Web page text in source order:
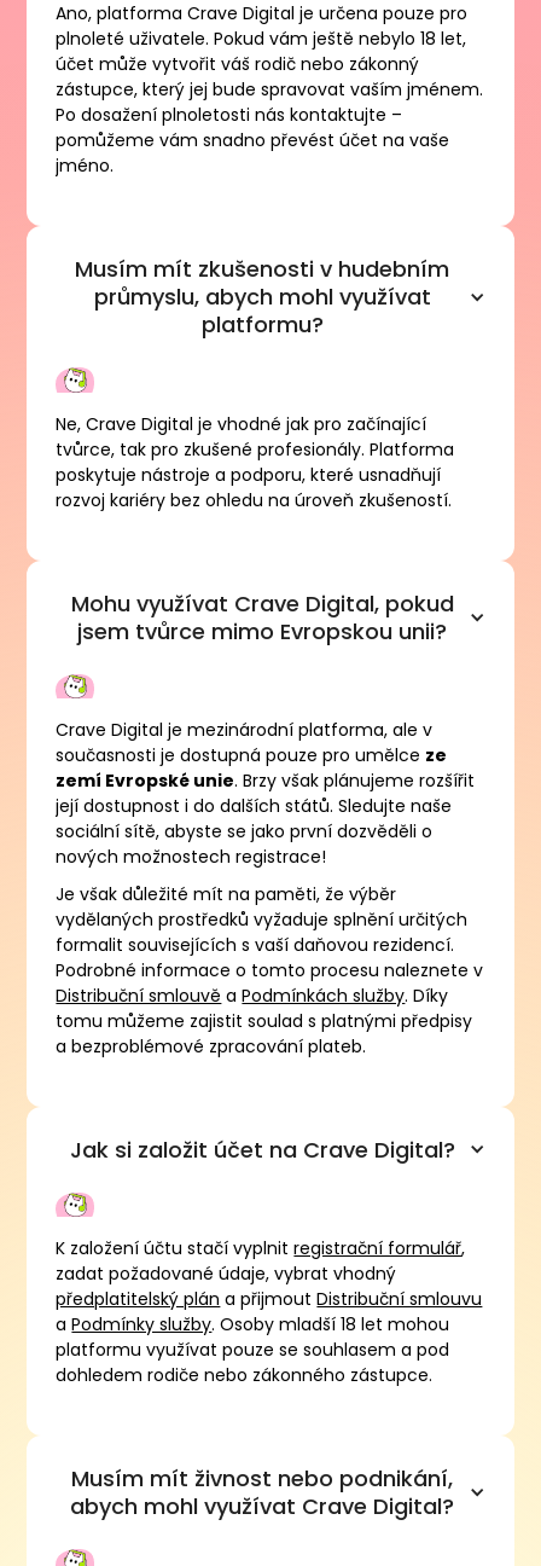
Ano, platforma Crave Digital je určena pouze pro
plnoleté uživatele. Pokud vám ještě nebylo 18 let,
účet může vytvořit váš rodič nebo zákonný
zástupce, který jej bude spravovat vaším jménem.
Po dosažení plnoletosti nás kontaktujte –
pomůžeme vám snadno převést účet na vaše
jméno.
Musím mít zkušenosti v hudebním
průmyslu, abych mohl využívat
platformu?
Ne, Crave Digital je vhodné jak pro začínající
tvůrce, tak pro zkušené profesionály. Platforma
poskytuje nástroje a podporu, které usnadňují
rozvoj kariéry bez ohledu na úroveň zkušeností.
Mohu využívat Crave Digital, pokud
jsem tvůrce mimo Evropskou unii?
Crave Digital je mezinárodní platforma, ale v
současnosti je dostupná pouze pro umělce ze
zemí Evropské unie. Brzy však plánujeme rozšířit
její dostupnost i do dalších států. Sledujte naše
sociální sítě, abyste se jako první dozvěděli o
nových možnostech registrace!
Je však důležité mít na paměti, že výběr
vydělaných prostředků vyžaduje splnění určitých
formalit souvisejících s vaší daňovou rezidencí.
Podrobné informace o tomto procesu naleznete v
Distribuční smlouvě aPodmínkách služby. Díky
tomu můžeme zajistit soulad s platnými předpisy
a bezproblémové zpracování plateb.
Jak si založit účet na Crave Digital?
K založení účtu stačí vyplnitregistrační formulář,
zadat požadované údaje, vybrat vhodný
předplatitelský plán a přijmoutDistribuční smlouvu
aPodmínky služby. Osoby mladší 18 let mohou
platformu využívat pouze se souhlasem a pod
dohledem rodiče nebo zákonného zástupce.
Musím mít živnost nebo podnikání,
abych mohl využívat Crave Digital?